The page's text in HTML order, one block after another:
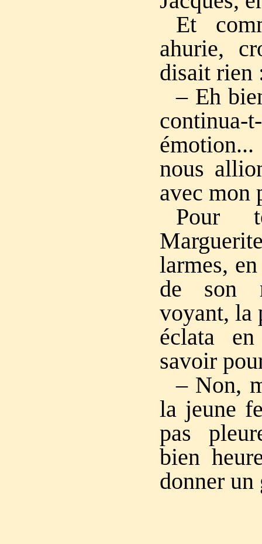
Et
ahurie,
disait rien
– Eh
nous
avec mon
Pour
larmes,
de son
voyant, la
éclata
savoir
– Non,
la jeune
pas
bien
donner un